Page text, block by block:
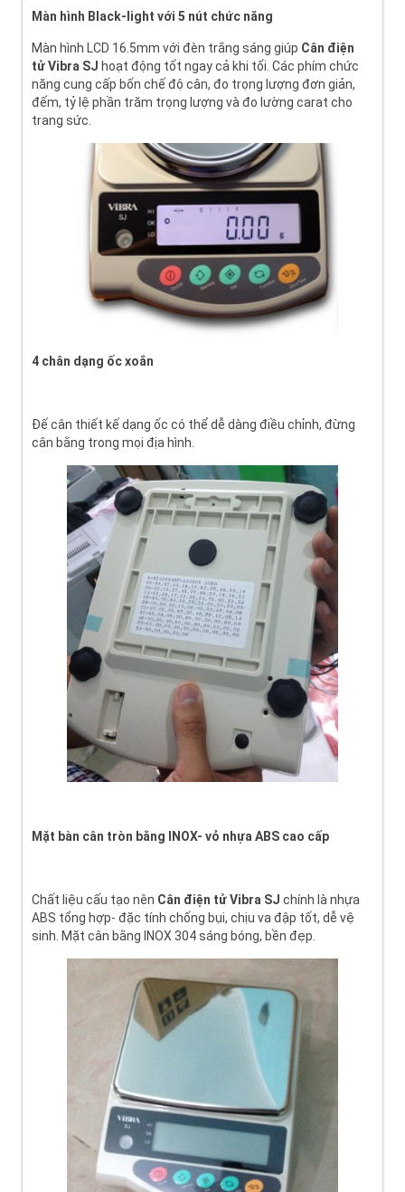
Màn hình Black-light với 5 nút chức năng
Màn hình LCD 16.5mm với đèn trắng sáng giúp Cân điện
tửVibra SJ hoạt động tốt ngay cả khi tối. Các phím chức
năng cung cấp bốn chế độ cân, đo trọng lượng đơn giản,
đếm, tỷ lệ phần trăm trọng lượng và đo lường carat cho
trang sức.
4 chân dạng ốc xoắn
Đế cân thiết kế dạng ốc có thể dễ dàng điều chỉnh, đừng
cân bằng trong mọi địa hình.
Mặt bàn cân tròn bằng INOX- vỏ nhựa ABS cao cấp
Chất liệu cấu tạo nên Cân điện tử Vibra SJ chính là nhựa
ABS tổng hợp- đặc tính chống bụi, chịu va đập tốt, dễ vệ
sinh. Mặt cân bằng INOX 304 sáng bóng, bền đẹp.